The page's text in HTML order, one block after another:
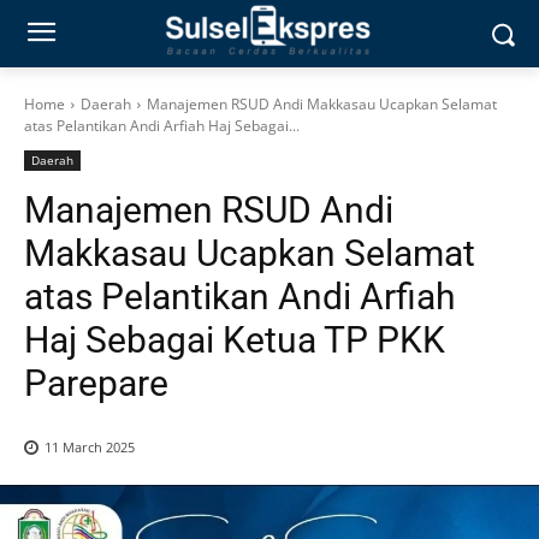
Home Daerah
Manajemen RSUD Andi Makkasau Ucapkan Selamat
atas Pelantikan Andi Arfiah Haj Sebagai...
Daerah
Manajemen RSUD Andi
Makkasau Ucapkan Selamat
atas Pelantikan Andi Arfiah
Haj Sebagai Ketua TP PKK
Parepare
11 March 2025